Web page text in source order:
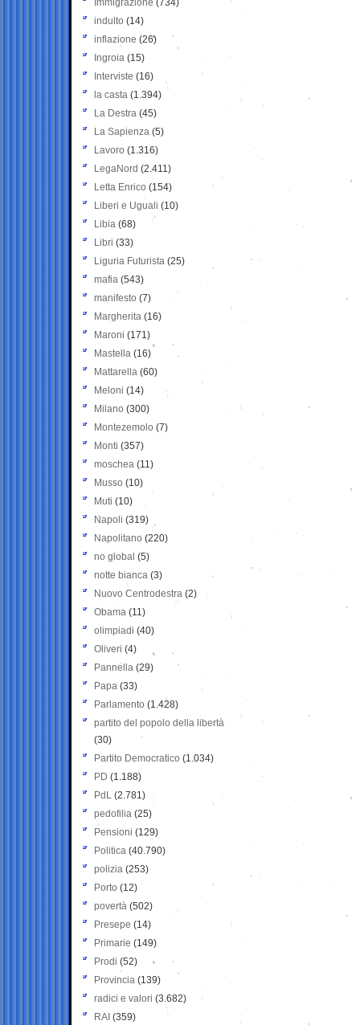
Immigrazione (734)
indulto (14)
inflazione (26)
Ingroia (15)
Interviste (16)
la casta (1.394)
La Destra (45)
La Sapienza (5)
Lavoro (1.316)
LegaNord (2.411)
Letta Enrico (154)
Liberi e Uguali (10)
Libia (68)
Libri (33)
Liguria Futurista (25)
mafia (543)
manifesto (7)
Margherita (16)
Maroni (171)
Mastella (16)
Mattarella (60)
Meloni (14)
Milano (300)
Montezemolo (7)
Monti (357)
moschea (11)
Musso (10)
Muti (10)
Napoli (319)
Napolitano (220)
no global (5)
notte bianca (3)
Nuovo Centrodestra (2)
Obama (11)
olimpiadi (40)
Oliveri (4)
Pannella (29)
Papa (33)
Parlamento (1.428)
partito del popolo della libertà
(30)
Partito Democratico (1.034)
PD (1.188)
PdL (2.781)
pedofilia (25)
Pensioni (129)
Politica (40.790)
polizia (253)
Porto (12)
povertà (502)
Presepe (14)
Primarie (149)
Prodi (52)
Provincia (139)
radici e valori (3.682)
RAI (359)